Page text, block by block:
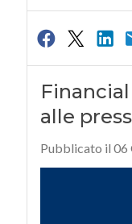
alle
Pubblicato il